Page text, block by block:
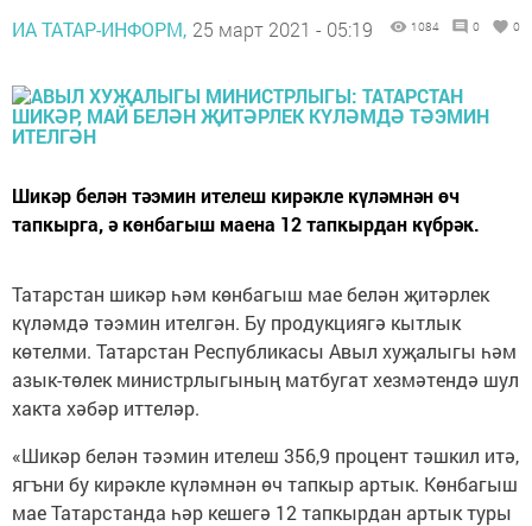
ИА ТАТАР-ИНФОРМ, 25 март 2021 - 05:19 1084 0 0
Шикәр белән тәэмин ителеш кирәкле күләмнән өч
тапкырга, ә көнбагыш маена 12 тапкырдан күбрәк.
Татарстан шикәр һәм көнбагыш мае белән җитәрлек
күләмдә тәэмин ителгән. Бу продукциягә кытлык
көтелми. Татарстан Республикасы Авыл хуҗалыгы һәм
азык-төлек министрлыгының матбугат хезмәтендә шул
хакта хәбәр иттеләр.
«Шикәр белән тәэмин ителеш 356,9 процент тәшкил итә,
ягъни бу кирәкле күләмнән өч тапкыр артык. Көнбагыш
мае Татарстанда һәр кешегә 12 тапкырдан артык туры